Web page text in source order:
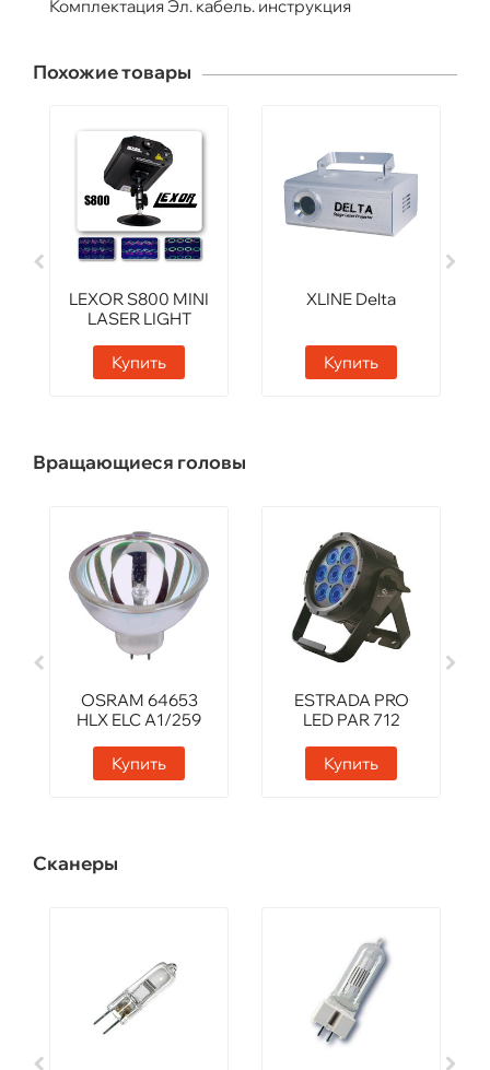
Комплектация Эл. кабель. инструкция
Похожие товары
LEXOR S800 MINI
LASER LIGHT
Купить
XLINE Delta
Купить
Вращающиеся головы
OSRAM 64653
HLX ELC A1/259
Купить
ESTRADA PRO
LED PAR 712
Купить
Сканеры